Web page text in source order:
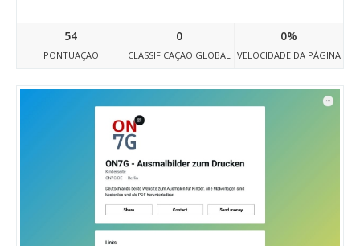
54
PONTUAÇÃO
0
CLASSIFICAÇÃO GLOBAL
0%
VELOCIDADE DA PÁGINA